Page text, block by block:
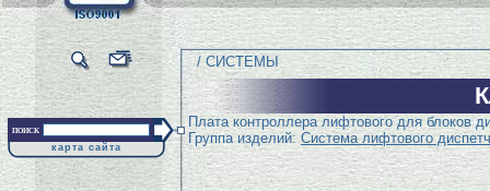
/ СИСТЕМЫ
поиск
карта сайта
Плата контроллера лифтового для блоков
Группа изделий: Система лифтового